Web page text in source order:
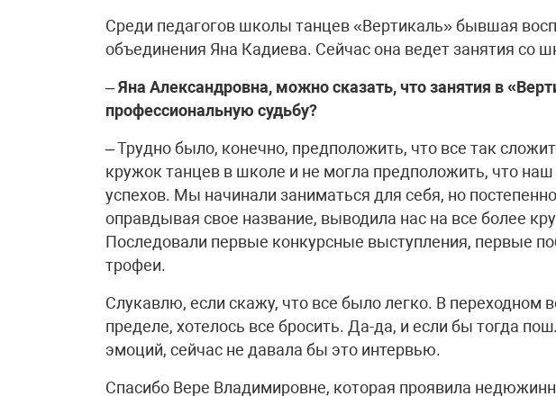
Среди педагогов школы танцев «Вертикаль» бывшая
объединения Яна Кадиева. Сейчас она ведет занятия со
–Яна Александровна, можно сказать, что занятия в
профессиональную судьбу?
– Трудно было, конечно, предположить, что все так
кружок танцев в школе и не могла предположить, что наш
успехов. Мы начинали заниматься для себя, но
оправдывая свое название, выводила нас на все более
Последовали первые конкурсные выступления, первые
трофеи.
Слукавлю, если скажу, что все было легко. В переходном
пределе, хотелось все бросить. Да-да, и если бы тогда
эмоций, сейчас не давала бы это интервью.
Спасибо Вере Владимировне, которая проявила